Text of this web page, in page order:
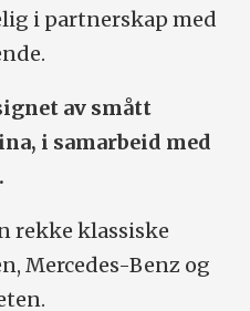
i partnerskap med
av smått
i samarbeid med
rekke klassiske
Mercedes-Benz og